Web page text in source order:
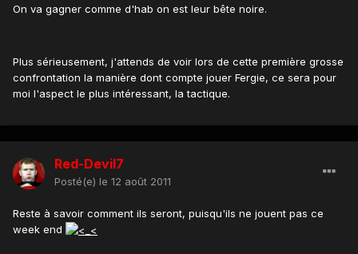
On va gagner comme d'hab on est leur bête noire.
Plus sérieusement, j'attends de voir lors de cette première grosse
confrontation la manière dont compte jouer Fergie, ce sera pour
moi l'aspect le plus intéressant, la tactique.
Red-Devil7
Posté(e) le 12 août 2011
Reste à savoir comment ils seront, puisqu'ils ne jouent pas ce
week end